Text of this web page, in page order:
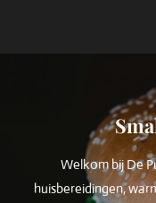
Welkom bij De
huisbereidingen,